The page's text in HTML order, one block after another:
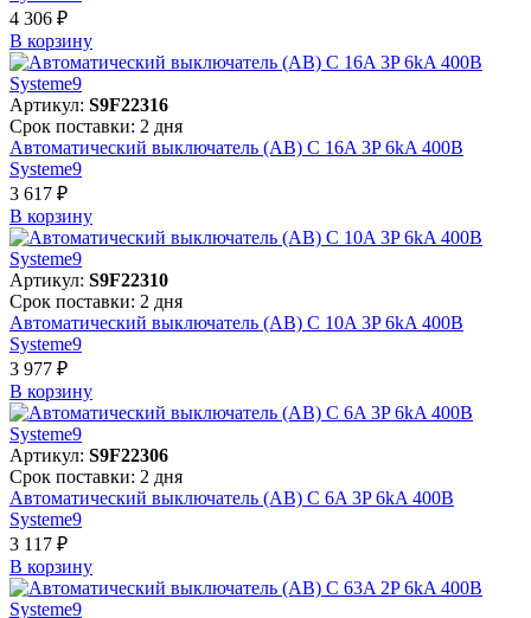
4 306 ₽
В корзинy
Артикул: S9F22316
Срок поставки: 2 дня
Автоматический выключатель (АВ) C 16A 3P 6kA 400В
Systeme9
3 617 ₽
В корзинy
Артикул: S9F22310
Срок поставки: 2 дня
Автоматический выключатель (АВ) C 10A 3P 6kA 400В
Systeme9
3 977 ₽
В корзинy
Артикул: S9F22306
Срок поставки: 2 дня
Автоматический выключатель (АВ) C 6A 3P 6kA 400В
Systeme9
3 117 ₽
В корзинy